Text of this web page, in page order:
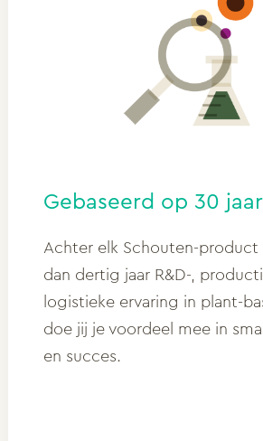
Gebaseerd op 30
Achter elk Schouten-product
dan dertig jaar R&D-,
logistieke ervaring in plant-
doe jij je voordeel mee in
en succes.